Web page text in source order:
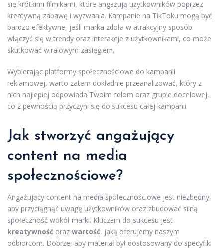
się krótkimi filmikami, które angażują użytkowników poprzez
kreatywną zabawę i wyzwania. Kampanie na TikToku mogą być
bardzo efektywne, jeśli marka zdoła w atrakcyjny sposób
włączyć się w trendy oraz interakcje z użytkownikami, co może
skutkować wiralowym zasięgiem.
Wybierając platformy społecznościowe do kampanii
reklamowej, warto zatem dokładnie przeanalizować, który z
nich najlepiej odpowiada Twoim celom oraz grupie docelowej,
co z pewnością przyczyni się do sukcesu całej kampanii.
Jak stworzyć angażujący
content na media
społecznościowe?
Angażujący content na media społecznościowe jest niezbędny,
aby przyciągnąć uwagę użytkowników oraz zbudować silną
społeczność wokół marki. Kluczem do sukcesu jest
kreatywność oraz wartość, jaką oferujemy naszym
odbiorcom. Dobrze, aby materiał był dostosowany do specyfiki